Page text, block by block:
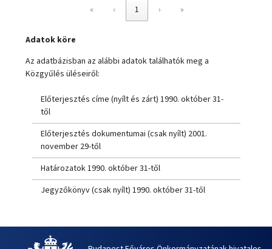
«
‹ 1 › »
Adatok köre
Az adatbázisban az alábbi adatok találhatók meg a
Közgyűlés üléseiről:
Előterjesztés címe (nyílt és zárt) 1990. október 31-
től
Előterjesztés dokumentumai (csak nyílt) 2001.
november 29-től
Határozatok 1990. október 31-től
Jegyzőkönyv (csak nyílt) 1990. október 31-től